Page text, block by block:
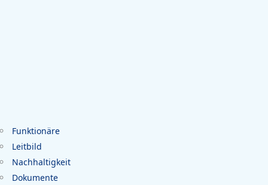
Funktionäre
Leitbild
Nachhaltigkeit
Dokumente